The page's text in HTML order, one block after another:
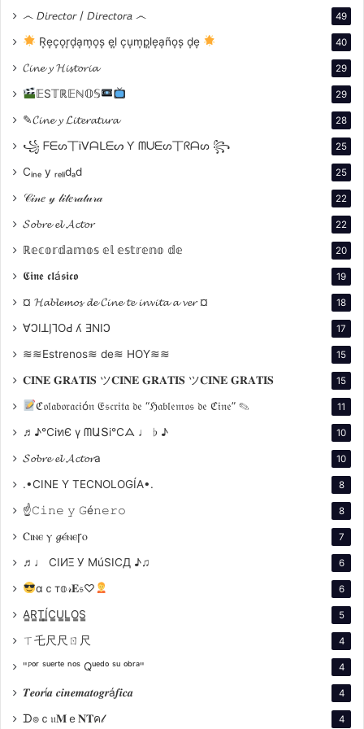
producciones incluyen «Medida por medida» (1950),
(1955), «Hamlet» (1955), «La tempestad» (1957) y «El
rey Lear» (1962).
El estilo de dirección, se caracterizó por su enfoque
innovador y su profundo compromiso con la conexión
humana en el teatro. Algunos aspectos clave de su
estilo incluyen:
Conexión Humana: Buscaba crear una conexión
transmitiendo auténticos sentimientos y
experiencias para tocar el corazón del
espectador.
No-Dirección: En lugar de decirle al actor qué
emociones debía expresar, Brook estimulaba un
Escenografía Audaz: Optaba por una
෴ 𝘋𝘪𝘳𝘦𝘤𝘵𝘰𝘳 / 𝘋𝘪𝘳𝘦𝘤𝘵𝘰𝘳𝘢 ෴ 49
R͙e͙c͙o͙r͙d͙a͙m͙o͙s͙ e͙l͙ c͙u͙m͙p͙l͙e͙a͙ño͙s͙ d͙e͙ 40
𝓒𝓲𝓷𝓮 𝔂 𝓗𝓲𝓼𝓽𝓸𝓻𝓲𝓪 29
𝔼S𝕋ℝ𝔼ℕ𝕆𝕊 29
✎𝓒𝓲𝓷𝓮 𝔂 𝓛𝓲𝓽𝓮𝓻𝓪𝓽𝓾𝓻𝓪 28
꧁ ᖴᗴᔕ丅Ꭵᐯᗩᒪᗴᔕ Ƴ ᗰᑌᗴᔕ丅ᖇᗩᔕ ꧂ 25
Cᵢₙₑ y ᵣₑₗᵢdₐd 25
𝒞𝒾𝓃𝑒 𝓎 𝓁𝒾𝓉𝑒𝓇𝒶𝓉𝓊𝓇𝒶 22
𝓢𝓸𝓫𝓻𝓮 𝓮𝓵 𝓐𝓬𝓽𝓸𝓻 22
ℝ𝕖𝕔𝕠𝕣𝕕𝕒𝕞𝕠𝕤 𝕖𝕝 𝕖𝕤𝕥𝕣𝕖𝕟𝕠 𝕕𝕖 20
𝕮𝖎𝖓𝖊 𝖈𝖑á𝖘𝖎𝖈𝖔 19
¤ 𝓗𝓪𝓫𝓵𝓮𝓶𝓸𝓼 𝓭𝓮 𝓒𝓲𝓷𝓮 𝓽𝓮 𝓲𝓷𝓿𝓲𝓽𝓪 𝓪 𝓿𝓮𝓻 ¤ 18
∀ϽIꓕI̗⅂OԀ ʎ ƎNIϽ 17
≋≋Estrenos≋ de≋ HOY≋≋ 15
𝐂𝐈𝐍𝐄 𝐆𝐑𝐀𝐓𝐈𝐒 ツ𝐂𝐈𝐍𝐄 𝐆𝐑𝐀𝐓𝐈𝐒 ツ𝐂𝐈𝐍𝐄 𝐆𝐑𝐀𝐓𝐈𝐒 15
ℭ𝔬𝔩𝔞𝔟𝔬𝔯𝔞𝔠𝔦ó𝔫 𝔈𝔰𝔠𝔯𝔦𝔱𝔞 𝔡𝔢 “ℌ𝔞𝔟𝔩𝔢𝔪𝔬𝔰 𝔡𝔢 ℭ𝔦𝔫𝔢” ✎ 11
♬♪℃іทЄ ү ᗰԱՏі℃ᗋ ♩ ♭ ♪ 10
𝓢𝓸𝓫𝓻𝓮 𝓮𝓵 𝓐𝓬𝓽𝓸𝓻a 10
.•CINE Y TECNOLOGÍA•. 8
☝𝙲𝚒𝚗𝚎 𝚢 𝙶é𝚗𝚎𝚛𝚘 8
Ⲥⲓⲛⲉ ⲩ 𝓰ⲉ́ⲛⲉꞅⲟ 7
♬♩ CIИΞ У MúSICД ♪♫ 6
αｃт𝕠𝓇𝐄𝔰♡ 6
A̳R̳T̳Í̳C̳U̳L̳O̳S̳ 5
ㄒ乇尺尺ㄖ尺 4
"ᴾᵒʳ ˢᵘᵉʳᵗᵉ ⁿᵒˢ Qᵘᵉᵈᵒ ˢᵘ ᵒᵇʳᵃ" 4
𝑻𝒆𝒐𝒓í𝒂 𝒄𝒊𝒏𝒆𝒎𝒂𝒕𝒐𝒈𝒓á𝒇𝒊𝒄𝒂 4
ᗪ๏ｃ𝔲𝐌ｅ𝐍𝐓ค𝓁 4